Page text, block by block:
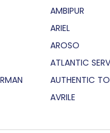
AMBIPUR
ARIEL
AROSO
ATLANTIC
AUTHENTIC
AVRILE